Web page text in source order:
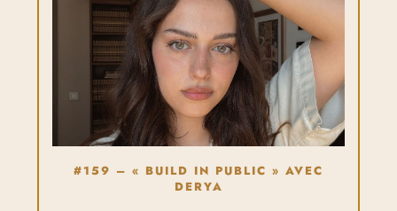
#159 – « BUILD IN PUBLIC » AVEC
DERYA